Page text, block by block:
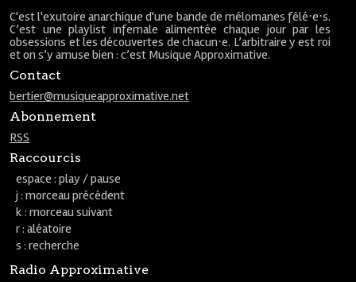
C'est l'exutoire anarchique d'une bande de mélomanes fêlé⋅e⋅s.
C’est une playlist infernale alimentée chaque jour par les
obsessions et les découvertes de chacun⋅e. L’arbitraire y est roi
et on s’y amuse bien : c’est Musique Approximative.
Contact
bertier@musiqueapproximative.net
Abonnement
RSS
Raccourcis
espace : play / pause
j : morceau précédent
k : morceau suivant
r : aléatoire
s : recherche
Radio Approximative